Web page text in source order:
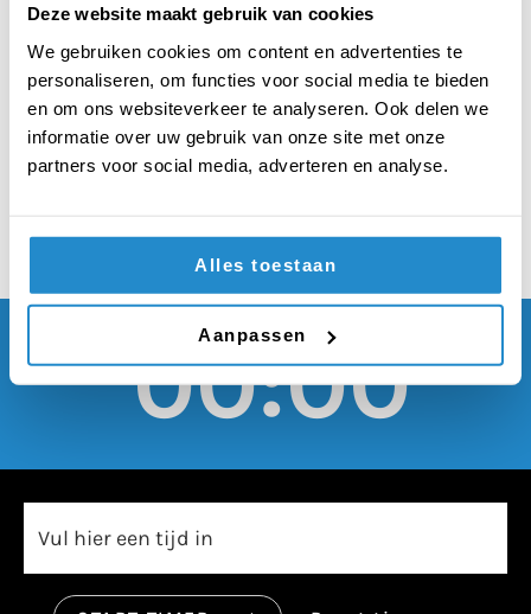
Deze website maakt gebruik van cookies
We gebruiken cookies om content en advertenties te
personaliseren, om functies voor social media te bieden
en om ons websiteverkeer te analyseren. Ook delen we
informatie over uw gebruik van onze site met onze
partners voor social media, adverteren en analyse.
Alles toestaan
Aanpassen
Er moet een
constitutioneel hof
komen in Nederland
00:00